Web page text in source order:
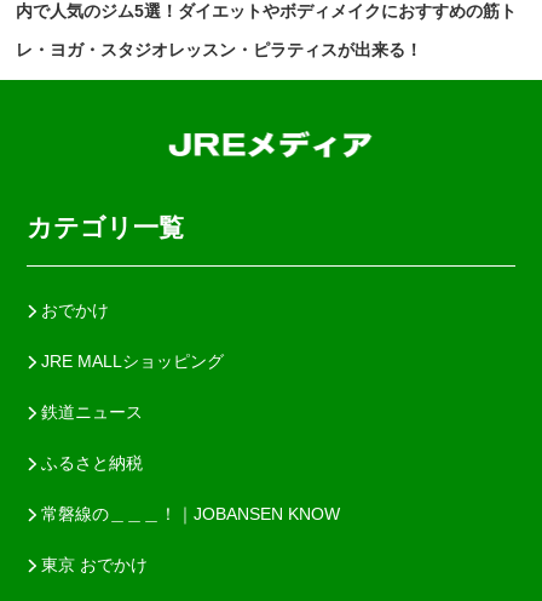
内で人気のジム5選！ダイエットやボディメイクにおすすめの筋ト
レ・ヨガ・スタジオレッスン・ピラティスが出来る！
カテゴリ一覧
おでかけ
JRE MALLショッピング
鉄道ニュース
ふるさと納税
常磐線の＿＿＿！｜JOBANSEN KNOW
東京 おでかけ